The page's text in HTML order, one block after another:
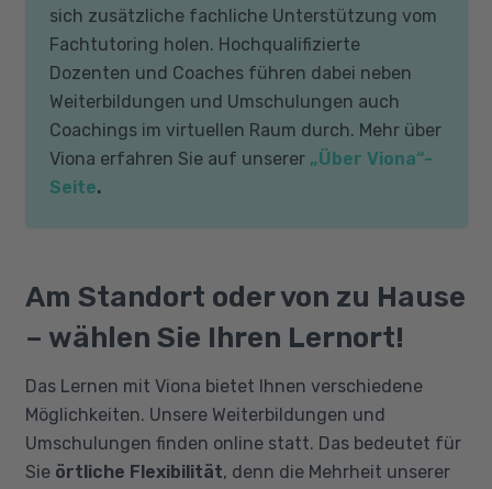
sich zusätzliche fachliche Unterstützung vom
Fachtutoring holen. Hochqualifizierte
Dozenten und Coaches führen dabei neben
Weiterbildungen und Umschulungen auch
Coachings im virtuellen Raum durch. Mehr über
Viona erfahren Sie auf unserer „Über Viona“-
Seite.
Am Standort oder von zu Hause
– wählen Sie Ihren Lernort!
Das Lernen mit Viona bietet Ihnen verschiedene
Möglichkeiten. Unsere Weiterbildungen und
Umschulungen finden online statt. Das bedeutet für
Sie örtliche Flexibilität, denn die Mehrheit unserer